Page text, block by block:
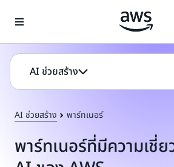
AI ช่วยสร้าง
AI ช่วยสร้าง พาร์ทเนอร์
พาร์ทเนอร์ที่มีความเชี่